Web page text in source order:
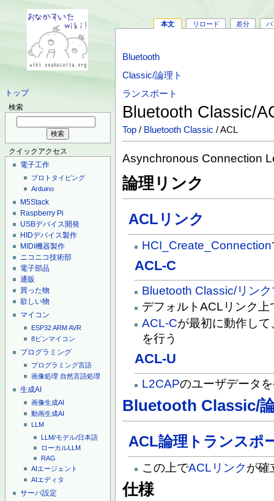
トップ
検索
クイックアクセス
電子工作
プロトタイピング
Arduino
M5Stack
Raspberry Pi
USBデバイス開発
HIDデバイス製作
MIDI機器製作
ニコニコ技術部
電子部品
通販
買った物
欲しい物
マイコン
ESP32ARMAVR
8ピンマイコン
プログラミング
プログラミング言語
画像処理 自然言語処理
生成AI
画像生成AI
動画生成AI
LLM
LLM/モデル/日本語
ローカルLLM
RAG
AIエージェント
AIエディタ
サーバ設定
本文 リロード 差分 バ
Bluetooth
Classic/論理ト
ランスポート
Bluetooth Classic/
Top / Bluetooth Classic / ACL
Asynchronous Connection
論理リンク
ACLリンク
HCI_Create_Connection
ACL-C
Bluetooth Classic/リン
デフォルトACLリンク
ACL-Cが最初に動作して
を行う
ACL-U
L2CAPのユーザデータ
Bluetooth Classic/
ACL論理トランスポ
この上でACLリンクが確
仕様